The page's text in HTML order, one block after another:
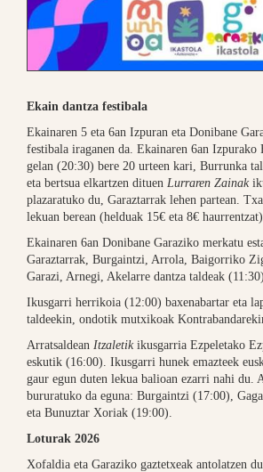
Ekain dantza festibala
Ekainaren 5 eta 6an Izpuran eta Donibane
festibala iraganen da. Ekainaren 6an Izpurako
gelan (20:30) bere 20 urteen kari, Burrunka
eta bertsua elkartzen dituen Lurraren Zainak
plazaratuko du, Garaztarrak lehen partean.
lekuan berean (helduak 15€ eta 8€ haurrentzat).
Ekainaren 6an Donibane Garaziko merkatu
Garaztarrak, Burgaintzi, Arrola, Baigorriko
Garazi, Arnegi, Akelarre dantza taldeak (11:30).
Ikusgarri herrikoia (12:00) baxenabartar eta
taldeekin, ondotik mutxikoak
Arratsaldean Itzaletikikusgarria Ezpeletako
eskutik (16:00). Ikusgarri hunek emazteek
gaur egun duten lekua balioan ezarri nahi du.
bururatuko da eguna: Burgaintzi (17:00),
eta Bunuztar Xoriak (19:00).
Loturak 2026
Xofaldia eta Garaziko gaztetxeak antolatzen